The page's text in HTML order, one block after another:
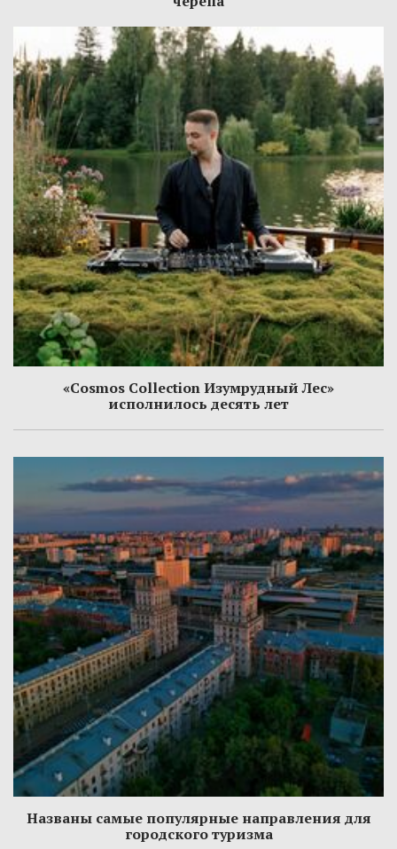
«Cosmos Collection Изумрудный Лес»
исполнилось десять лет
Названы самые популярные направления для
городского туризма